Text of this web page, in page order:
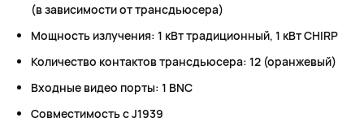
(в зависимости от трансдьюсера)
Мощность излучения: 1 кВт традиционный, 1 кВт CHIRP
Количество контактов трансдьюсера: 12 (оранжевый)
Входные видео порты: 1 BNC
Совместимость с J1939